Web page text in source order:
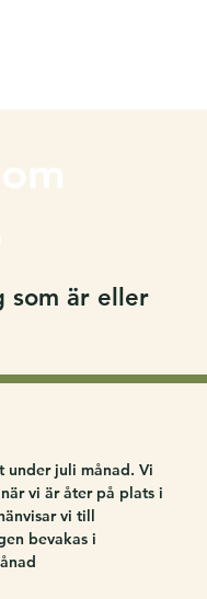
som är eller
under juli månad. Vi
vi är åter på plats i
vi till
bevakas i